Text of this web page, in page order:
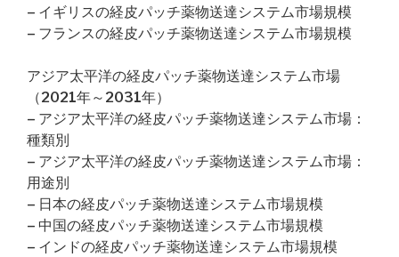
– イギリスの経皮パッチ薬物送達システム市場規模
– フランスの経皮パッチ薬物送達システム市場規模
アジア太平洋の経皮パッチ薬物送達システム市場
（2021年～2031年）
– アジア太平洋の経皮パッチ薬物送達システム市場：
種類別
– アジア太平洋の経皮パッチ薬物送達システム市場：
用途別
– 日本の経皮パッチ薬物送達システム市場規模
– 中国の経皮パッチ薬物送達システム市場規模
– インドの経皮パッチ薬物送達システム市場規模